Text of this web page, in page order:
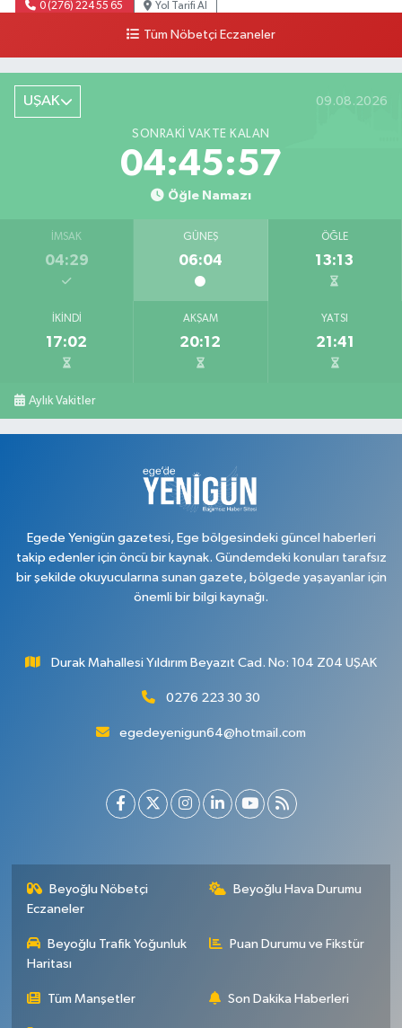
0 (276) 224 55 65 Yol Tarifi Al
Tüm Nöbetçi Eczaneler
UŞAK 09.08.2026
SONRAKI VAKTE KALAN
04:45:56
Öğle Namazı
İMSAK
04:29
GÜNEŞ
06:04
ÖĞLE
13:13
İKINDI
17:02
AKŞAM
20:12
YATSI
21:41
Aylık Vakitler
Egede Yenigün gazetesi, Ege bölgesindeki güncel haberleri
takip edenler için öncü bir kaynak. Gündemdeki konuları tarafsız
bir şekilde okuyucularına sunan gazete, bölgede yaşayanlar için
önemli bir bilgi kaynağı.
Durak Mahallesi Yıldırım Beyazıt Cad. No: 104 Z04 UŞAK
0276 223 30 30
egedeyenigun64@hotmail.com
Beyoğlu Nöbetçi
Eczaneler
Beyoğlu Hava Durumu
Beyoğlu Trafik Yoğunluk
Haritası
Puan Durumu ve Fikstür
Tüm Manşetler Son Dakika Haberleri